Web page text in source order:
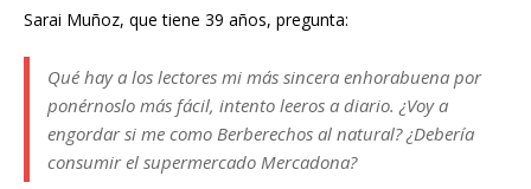
Sarai Muñoz, que tiene 39 años, pregunta:
Qué hay a los lectores mi más sincera enhorabuena por
ponérnoslo más fácil, intento leeros a diario. ¿Voy a
engordar si me como Berberechos al natural? ¿Debería
consumir el supermercado Mercadona?